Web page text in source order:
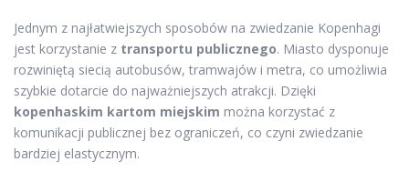
Jednym z najłatwiejszych sposobów na zwiedzanie Kopenhagi
jest korzystanie z transportu publicznego. Miasto dysponuje
rozwiniętą siecią autobusów, tramwajów i metra, co umożliwia
szybkie dotarcie do najważniejszych atrakcji. Dzięki
kopenhaskim kartom miejskim można korzystać z
komunikacji publicznej bez ograniczeń, co czyni zwiedzanie
bardziej elastycznym.